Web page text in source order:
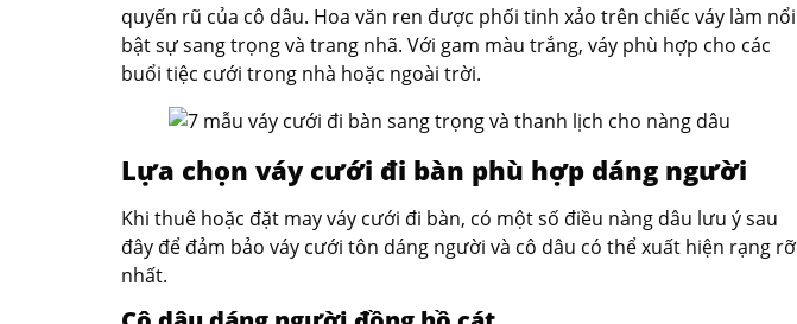
quyến rũ của cô dâu. Hoa văn ren được phối tinh xảo trên chiếc váy làm nổi
bật sự sang trọng và trang nhã. Với gam màu trắng, váy phù hợp cho các
buổi tiệc cưới trong nhà hoặc ngoài trời.
Lựa chọn váy cưới đi bàn phù hợp dáng người
Khi thuê hoặc đặt may váy cưới đi bàn, có một số điều nàng dâu lưu ý sau
đây để đảm bảo váy cưới tôn dáng người và cô dâu có thể xuất hiện rạng rỡ
nhất.